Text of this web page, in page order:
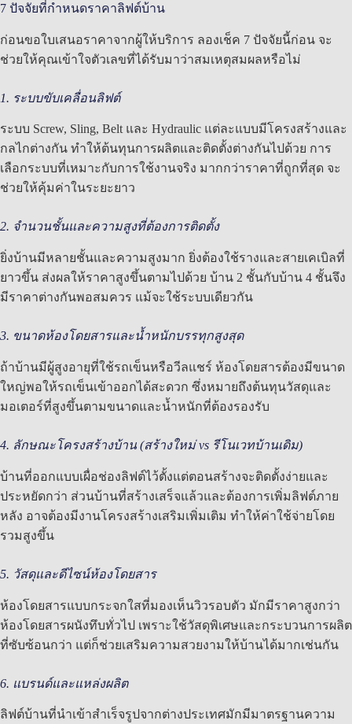
7 ปัจจัยที่กำหนดราคาลิฟต์บ้าน
ก่อนขอใบเสนอราคาจากผู้ให้บริการ ลองเช็ค 7 ปัจจัยนี้ก่อน จะ
ช่วยให้คุณเข้าใจตัวเลขที่ได้รับมาว่าสมเหตุสมผลหรือไม่
1. ระบบขับเคลื่อนลิฟต์
ระบบ Screw, Sling, Belt และ Hydraulic แต่ละแบบมีโครงสร้างและ
กลไกต่างกัน ทำให้ต้นทุนการผลิตและติดตั้งต่างกันไปด้วย การ
เลือกระบบที่เหมาะกับการใช้งานจริง มากกว่าราคาที่ถูกที่สุด จะ
ช่วยให้คุ้มค่าในระยะยาว
2. จำนวนชั้นและความสูงที่ต้องการติดตั้ง
ยิ่งบ้านมีหลายชั้นและความสูงมาก ยิ่งต้องใช้รางและสายเคเบิลที่
ยาวขึ้น ส่งผลให้ราคาสูงขึ้นตามไปด้วย บ้าน 2 ชั้นกับบ้าน 4 ชั้นจึง
มีราคาต่างกันพอสมควร แม้จะใช้ระบบเดียวกัน
3. ขนาดห้องโดยสารและน้ำหนักบรรทุกสูงสุด
ถ้าบ้านมีผู้สูงอายุที่ใช้รถเข็นหรือวีลแชร์ ห้องโดยสารต้องมีขนาด
ใหญ่พอให้รถเข็นเข้าออกได้สะดวก ซึ่งหมายถึงต้นทุนวัสดุและ
มอเตอร์ที่สูงขึ้นตามขนาดและน้ำหนักที่ต้องรองรับ
4. ลักษณะโครงสร้างบ้าน (สร้างใหม่ vs รีโนเวทบ้านเดิม)
บ้านที่ออกแบบเผื่อช่องลิฟต์ไว้ตั้งแต่ตอนสร้างจะติดตั้งง่ายและ
ประหยัดกว่า ส่วนบ้านที่สร้างเสร็จแล้วและต้องการเพิ่มลิฟต์ภาย
หลัง อาจต้องมีงานโครงสร้างเสริมเพิ่มเติม ทำให้ค่าใช้จ่ายโดย
รวมสูงขึ้น
5. วัสดุและดีไซน์ห้องโดยสาร
ห้องโดยสารแบบกระจกใสที่มองเห็นวิวรอบตัว มักมีราคาสูงกว่า
ห้องโดยสารผนังทึบทั่วไป เพราะใช้วัสดุพิเศษและกระบวนการผลิต
ที่ซับซ้อนกว่า แต่ก็ช่วยเสริมความสวยงามให้บ้านได้มากเช่นกัน
6. แบรนด์และแหล่งผลิต
ลิฟต์บ้านที่นำเข้าสำเร็จรูปจากต่างประเทศมักมีมาตรฐานความ